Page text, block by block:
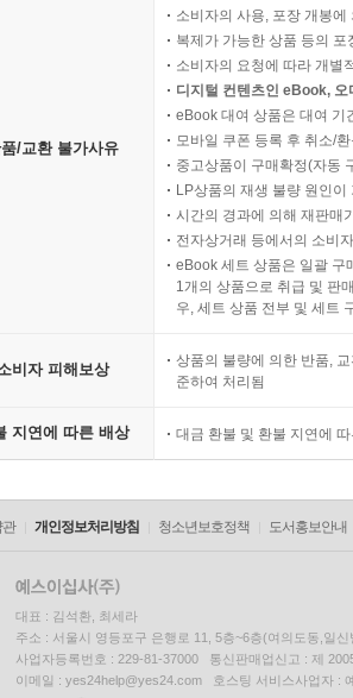
/교환 불가사유
소비자의 사용, 포장 개봉
복제가 가능한 상품 등의
소비자의 요청에 따라 개별
디지털 컨텐츠인 eBook,
eBook 대여 상품은 대여 기
모바일 쿠폰 등록 후 취소/
중고상품이 구매확정(자동
LP상품의 재생 불량 원인
시간의 경과에 의해 재판매
전자상거래 등에서의 소비
eBook 세트 상품은 일괄 구
1개의 상품으로 취급 및 판
우, 세트 상품 전부 및 세트
비자 피해보상
상품의 불량에 의한 반품,
준하여 처리됨
지연에 따른 배상 대금 환불 및 환불 지연에
관 개인정보처리방침 청소년보호정책 도서홍보안내
대표 : 김석환, 최세라
주소 : 서울시 영등포구 은행로 11, 5층~6층(여의도동,일신
사업자등록번호 : 229-81-37000 통신판매업신고 : 제
이메일 : yes24help@yes24.com 호스팅 서비스사업자 :